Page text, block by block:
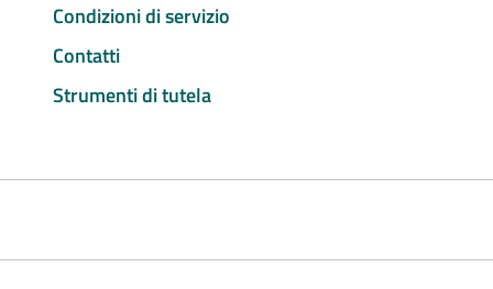
Condizioni di servizio
Contatti
Strumenti di tutela